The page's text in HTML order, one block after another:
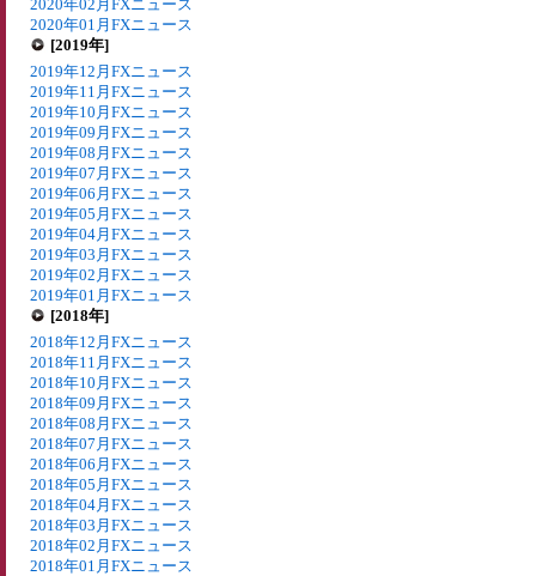
2020年02月FXニュース
2020年01月FXニュース
[2019年]
2019年12月FXニュース
2019年11月FXニュース
2019年10月FXニュース
2019年09月FXニュース
2019年08月FXニュース
2019年07月FXニュース
2019年06月FXニュース
2019年05月FXニュース
2019年04月FXニュース
2019年03月FXニュース
2019年02月FXニュース
2019年01月FXニュース
[2018年]
2018年12月FXニュース
2018年11月FXニュース
2018年10月FXニュース
2018年09月FXニュース
2018年08月FXニュース
2018年07月FXニュース
2018年06月FXニュース
2018年05月FXニュース
2018年04月FXニュース
2018年03月FXニュース
2018年02月FXニュース
2018年01月FXニュース